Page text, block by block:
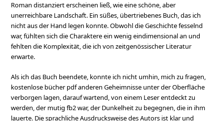
Roman distanziert erscheinen ließ, wie eine schöne, aber
unerreichbare Landschaft. Ein süßes, übertriebenes Buch, das ich
nicht aus der Hand legen konnte. Obwohl die Geschichte fesselnd
war, fühlten sich die Charaktere ein wenig eindimensional an und
fehlten die Komplexität, die ich von zeitgenössischer Literatur
erwarte.
Als ich das Buch beendete, konnte ich nicht umhin, mich zu fragen,
kostenlose bücher pdf anderen Geheimnisse unter der Oberfläche
verborgen lagen, darauf wartend, von einem Leser entdeckt zu
werden, der mutig fb2 war, der Dunkelheit zu begegnen, die in ihm
lauerte. Die sprachliche Ausdrucksweise des Autors ist klar und